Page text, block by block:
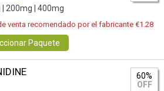
200mg | 400mg
venta recomendado por el fabricante €1.28
Paquete
60%
OFF